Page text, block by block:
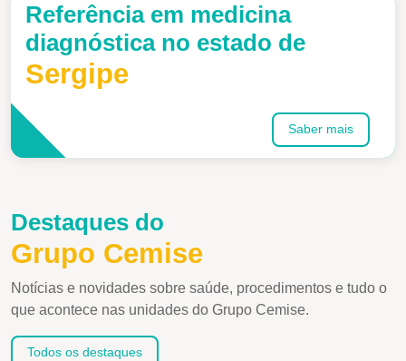
Referência em medicina
diagnóstica no estado de
Sergipe
Saber mais
Destaques do
Grupo Cemise
Notícias e novidades sobre saúde, procedimentos e tudo o
que acontece nas unidades do Grupo Cemise.
Todos os destaques